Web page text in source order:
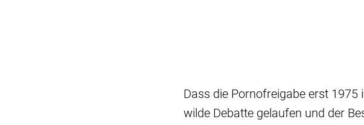
Dass die Pornofreigabe erst
wilde Debatte gelaufen und der